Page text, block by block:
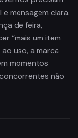
mensagem clara.
de feira,
“mais um item
uso, a marca
momentos
não